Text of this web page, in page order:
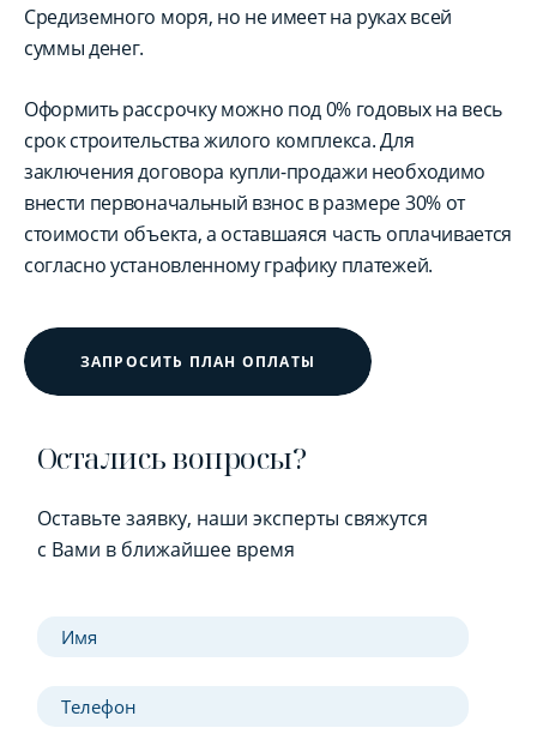
Средиземного моря, но не имеет на руках всей
суммы денег.
Оформить рассрочку можно под 0% годовых на весь
срок строительства жилого комплекса. Для
заключения договора купли-продажи необходимо
внести первоначальный взнос в размере 30% от
стоимости объекта, а оставшаяся часть оплачивается
согласно установленному графику платежей.
ЗАПРОСИТЬ ПЛАН ОПЛАТЫ
Остались вопросы?
Оставьте заявку, наши эксперты свяжутся
с Вами в ближайшее время